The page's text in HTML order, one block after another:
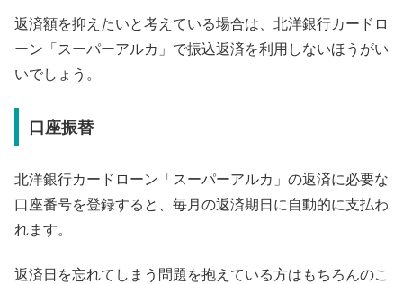
返済額を抑えたいと考えている場合は、北洋銀行カードロ
ーン「スーパーアルカ」で振込返済を利用しないほうがい
いでしょう。
口座振替
北洋銀行カードローン「スーパーアルカ」の返済に必要な
口座番号を登録すると、毎月の返済期日に自動的に支払わ
れます。
返済日を忘れてしまう問題を抱えている方はもちろんのこ